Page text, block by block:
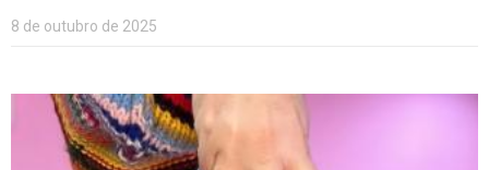
Contato
8 de outubro de 2025